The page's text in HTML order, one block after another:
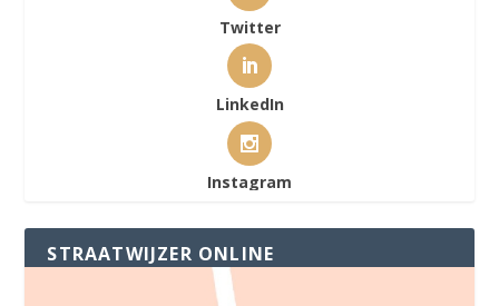
Twitter
LinkedIn
Instagram
STRAATWIJZER ONLINE